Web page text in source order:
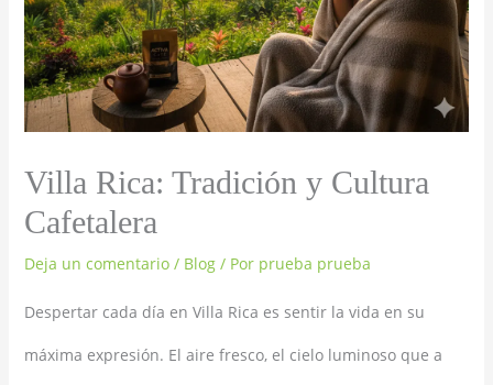
Villa Rica: Tradición y Cultura
Cafetalera
Deja un comentario / Blog/ Por prueba prueba
Despertar cada día en Villa Rica es sentir la vida en su
máxima expresión. El aire fresco, el cielo luminoso que a